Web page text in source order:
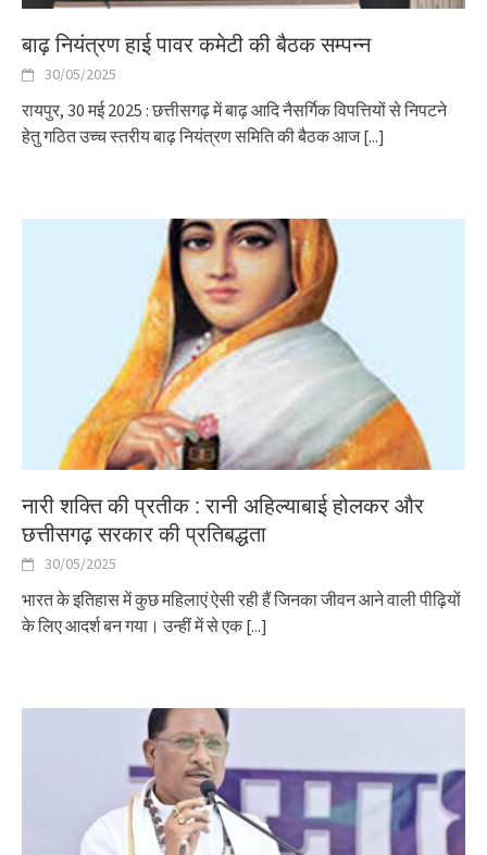
बाढ़ नियंत्रण हाई पावर कमेटी की बैठक सम्पन्न
30/05/2025
रायपुर, 30 मई 2025 : छत्तीसगढ़ में बाढ़ आदि नैसर्गिक विपत्तियों से निपटने
हेतु गठित उच्च स्तरीय बाढ़ नियंत्रण समिति की बैठक आज[...]
नारी शक्ति की प्रतीक : रानी अहिल्याबाई होलकर और
छत्तीसगढ़ सरकार की प्रतिबद्धता
30/05/2025
भारत के इतिहास में कुछ महिलाएं ऐसी रही हैं जिनका जीवन आने वाली पीढ़ियों
के लिए आदर्श बन गया। उन्हीं में से एक [...]